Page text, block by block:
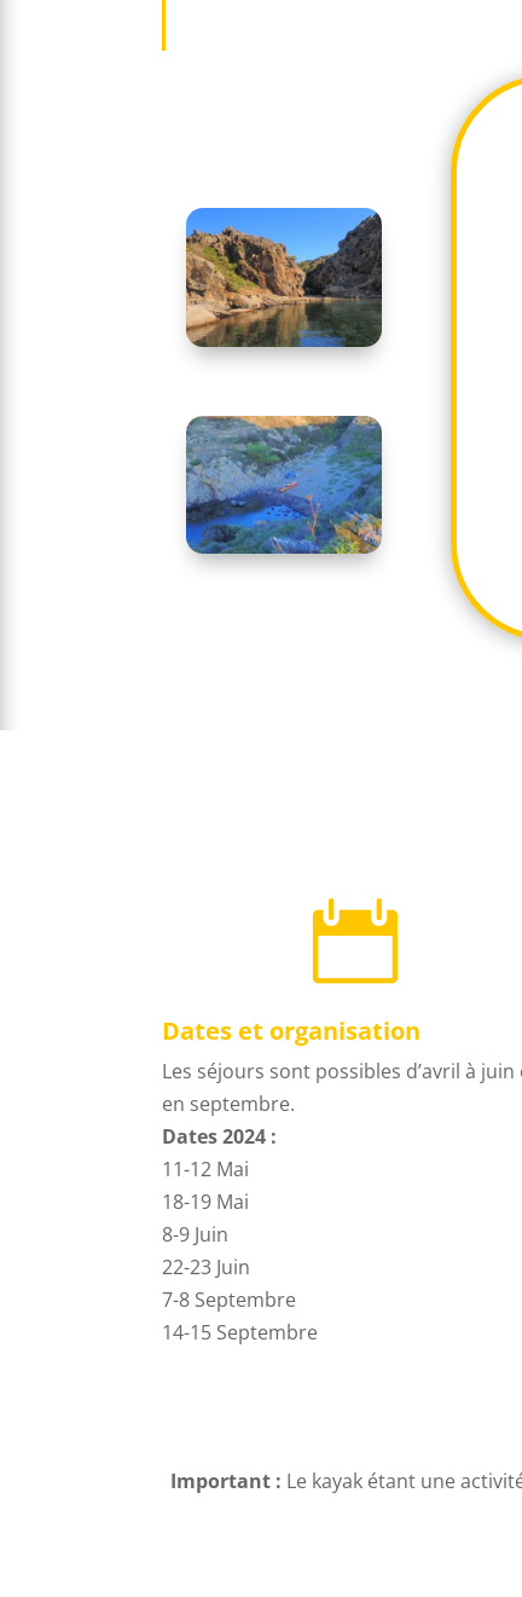

Dates et organisation
Les séjours sont possibles d’avril à juin
en septembre.
Dates 2024 :
11-12 Mai
18-19 Mai
8-9 Juin
22-23 Juin
7-8 Septembre
14-15 Septembre
Important : Le kayak étant une